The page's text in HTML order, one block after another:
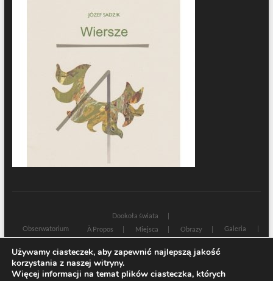
Dookoła świata
Obserwatorium
À Propos Miejsca Obrazy
Galeria
Sacrum profanum
Zamyślenia
Teksty
Rozmowy Świadectwa Na marginesie
Używamy ciasteczek, aby zapewnić najlepszą jakość
korzystania z naszej witryny.
Więcej informacji na temat plików ciasteczka, których